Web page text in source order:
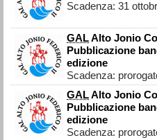
Scadenza: 31
GALAlto Jonio
Pubblicazione
edizione
Scadenza:
GALAlto Jonio
Pubblicazione
edizione
Scadenza: